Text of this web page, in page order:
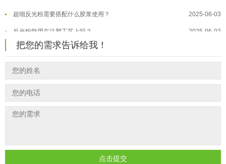
温变粉"罢工"指南：为... 2026-07-10
温变粉到底怕不怕酸碱和酒精？ 2026-07-09
温变粉"烤"问：长期加...
温变粉耐温真相：注塑"高温炼... 2026-07-03
夜间安全卫士：丝印反光粉搭配全攻... 2026-01-20
反光粉可以混合其他颜料一起使用吗...
温变粉丝印到底用多少目网版？这篇... 2026-06-11
反光粉太久不用结块要怎么处理？ 2025-07-11
印花温变粉最适合用在什么行业上呢...
油性反光粉怎么印花效果最好？
反光粉是永久有效的吗？能用多久？ 2025-06-10
把您的需求告诉给我！
点击提交